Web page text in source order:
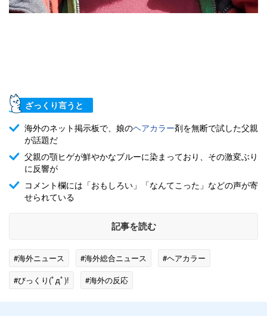
ざっくり言うと
海外のネット掲示板で、娘のヘアカラー剤を無断で試した父親
が話題だ
父親の顎ヒゲが鮮やかなブルーに染まっており、その激変ぶり
に反響が
コメント欄には「おもしろい」「なんてこった」などの声が寄
せられている
記事を読む
#海外ニュース #海外総合ニュース
#ヘアカラー
#びっくり(ﾟдﾟ)!
#海外の反応